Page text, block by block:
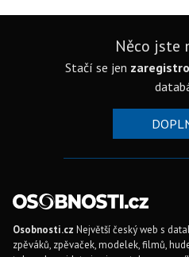
Něco jste
Stačí se jen
Osobnosti.cz Největší český web s
zpěváků, zpěvaček, modelek, filmů,